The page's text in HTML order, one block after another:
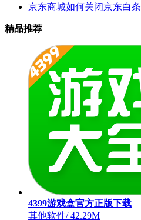
京东商城如何关闭京东白条
精品推荐
4399游戏盒官方正版下载
其他软件/42.29M